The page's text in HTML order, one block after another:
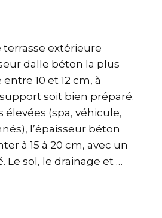
terrasse extérieure
dalle béton la plus
10 et 12 cm, à
soit bien préparé.
élevées (spa, véhicule,
l’épaisseur béton
à 15 à 20 cm, avec un
Le sol, le drainage et …